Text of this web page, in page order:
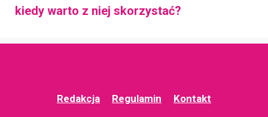
kiedy warto z niej skorzystać?
Redakcja Regulamin Kontakt